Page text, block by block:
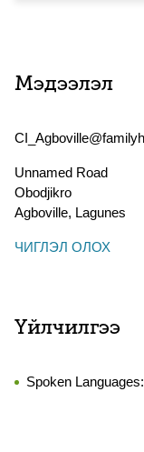
Мэдээлэл
Unnamed Road
Obodjikro
Agboville, Lagunes
ЧИГЛЭЛ ОЛОХ
Үйлчилгээ
Spoken Languages: